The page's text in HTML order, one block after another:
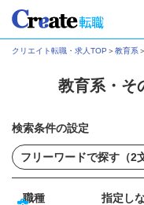
クリエイト転職・求人TOP ＞教育系＞
教育系・そ
検索条件の設定
職種 指定し